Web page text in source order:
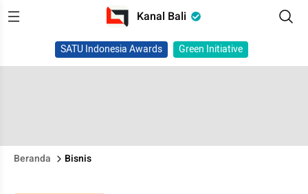
Kanal Bali
SATU Indonesia Awards Green Initiative
Beranda Bisnis